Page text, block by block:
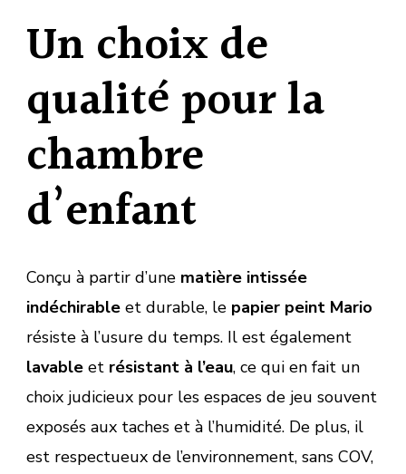
Un choix de
qualité pour la
chambre
d’enfant
Conçu à partir d’une matière intissée
indéchirable et durable, le papier peint Mario
résiste à l’usure du temps. Il est également
lavable et résistant à l’eau, ce qui en fait un
choix judicieux pour les espaces de jeu souvent
exposés aux taches et à l’humidité. De plus, il
est respectueux de l’environnement, sans COV,